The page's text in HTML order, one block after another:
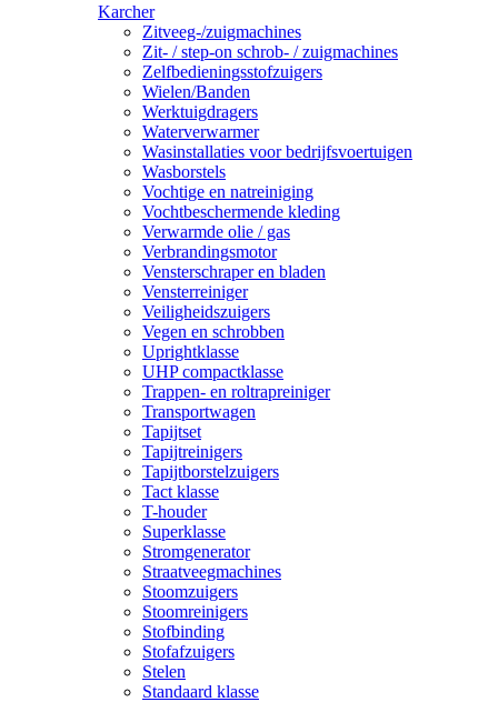
Karcher
Zitveeg-/zuigmachines
Zit- / step-on schrob- / zuigmachines
Zelfbedieningsstofzuigers
Wielen/Banden
Werktuigdragers
Waterverwarmer
Wasinstallaties voor bedrijfsvoertuigen
Wasborstels
Vochtige en natreiniging
Vochtbeschermende kleding
Verwarmde olie / gas
Verbrandingsmotor
Vensterschraper en bladen
Vensterreiniger
Veiligheidszuigers
Vegen en schrobben
Uprightklasse
UHP compactklasse
Trappen- en roltrapreiniger
Transportwagen
Tapijtset
Tapijtreinigers
Tapijtborstelzuigers
Tact klasse
T-houder
Superklasse
Stromgenerator
Straatveegmachines
Stoomzuigers
Stoomreinigers
Stofbinding
Stofafzuigers
Stelen
Standaard klasse